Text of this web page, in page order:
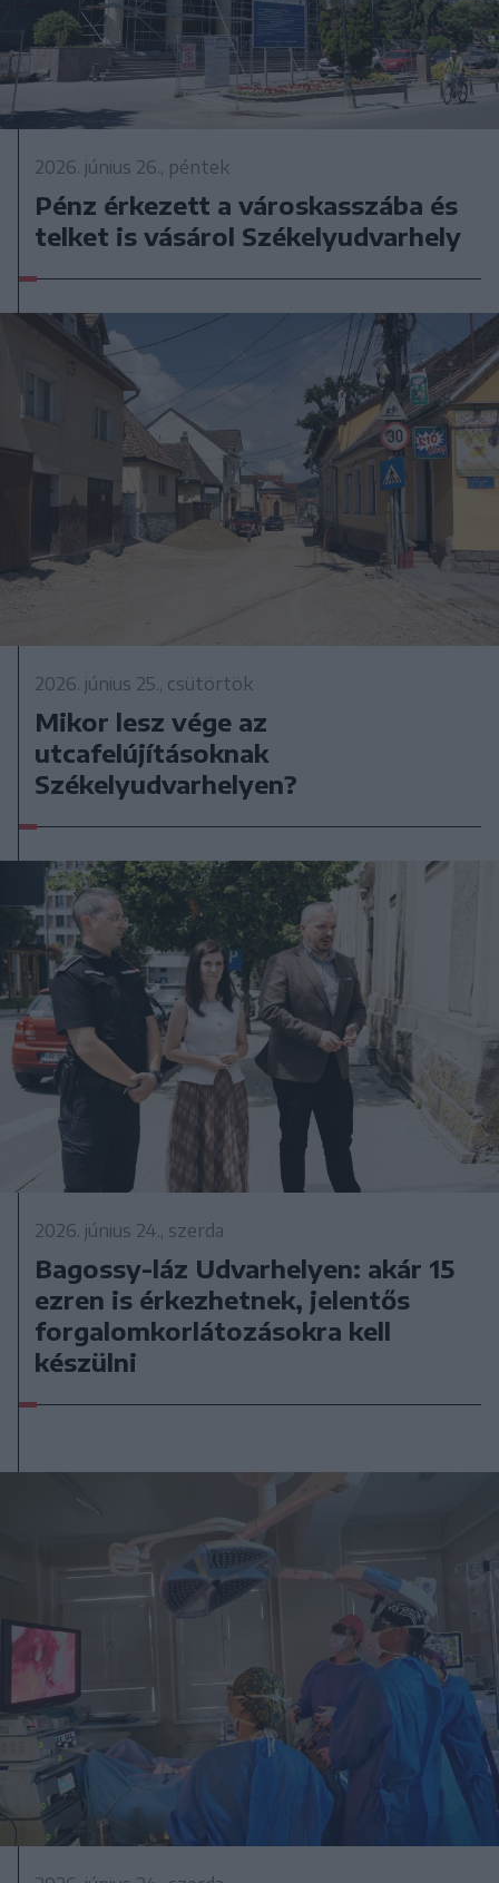
2026. június 26., péntek
Pénz érkezett a városkasszába és
telket is vásárol Székelyudvarhely
2026. június 25., csütörtök
Mikor lesz vége az
utcafelújításoknak
Székelyudvarhelyen?
2026. június 24., szerda
Bagossy-láz Udvarhelyen: akár 15
ezren is érkezhetnek, jelentős
forgalomkorlátozásokra kell
készülni